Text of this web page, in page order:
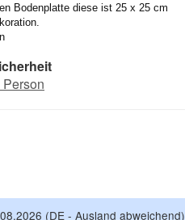
Bodenplatte diese ist 25 x 25 cm
(DE - Ausland abweichend)